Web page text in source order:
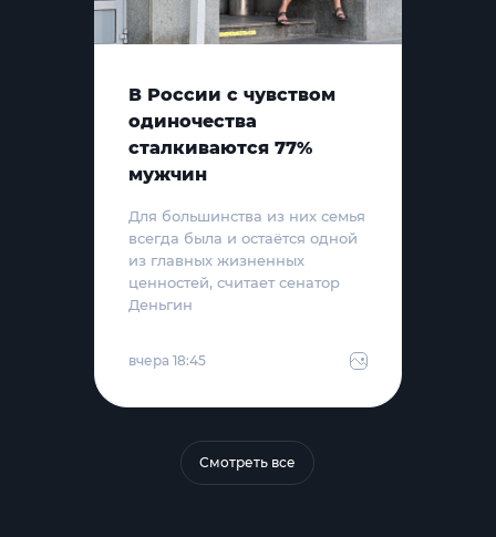
В России с чувством
одиночества
сталкиваются 77%
мужчин
Для большинства из них семья
всегда была и остаётся одной
из главных жизненных
ценностей, считает сенатор
Деньгин
вчера 18:45
Смотреть все